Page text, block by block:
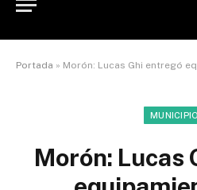
Portada » Morón: Lucas Ghi entregó equipamiento
Morón: Lucas